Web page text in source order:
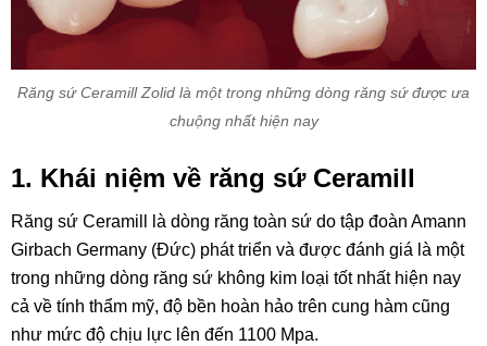
Răng sứ Ceramill Zolid là một trong những dòng răng sứ được ưa
chuộng nhất hiện nay
1. Khái niệm về răng sứ Ceramill
Răng sứ Ceramill là dòng răng toàn sứ do tập đoàn Amann
Girbach Germany (Đức) phát triển và được đánh giá là một
trong những dòng răng sứ không kim loại tốt nhất hiện nay
cả về tính thẩm mỹ, độ bền hoàn hảo trên cung hàm cũng
như mức độ chịu lực lên đến 1100 Mpa.